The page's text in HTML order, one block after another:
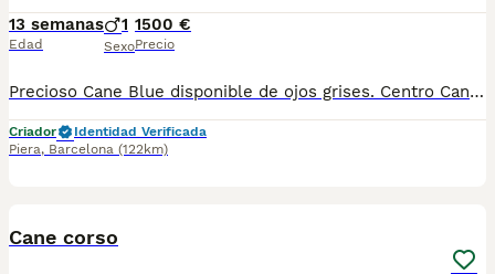
13 semanas
Edad
1
Sexo
1500 €
Precio
Precioso Cane Blue disponible de ojos grises. Centro Canino Vallbonica es mucho más que un centro de cría , es un equipo amante de los animales y apasionados con su trabajo y muy comprometidos con el bienestar animal. Somos Criadores directos, sin intermediarios, con más de 20 años de experiencia y Apostamos por una cría responsable y una cuidada selección de nuestros progenitores. TODOS nuestros bebés nacen y se crían en nuestras instalaciones rodeados de naturaleza y cariño , asegurando así un correcto desarrollo y una magnífica socialización, consiguiendo en cada ejemplar un carácter juguetón y extrovertido algo primordial para su adaptación como un miembro más en tu familia . Se entregan con carnet de vacunas correspondiente a su edad , desparasitados y microchip implantado y activado en registro de Anicom. Facilitamos junto al cachorro contrato de compra con garantías víricas de 15 días y congénitas de 1 año . Contamos con un gran equipo de profesionales entre los que se encuentran educadores, auxiliares y Veterinarios ofreciendo los controles sanitarios necesarios así como continua vigilancia asesorándote durante todos el proceso y al llegar a casa. Hacemos envíos a toda España con empresa de transporte privado, proporcionando un viaje confortable y ofreciendo las atenciones necesarias a nuestros bebés . Nuestros precios son REALES ( incluye el IVA) y sin sorpresas finales . Si estás interesado en alguno de nuestros ejemplares solicita información sin compromiso. También atendemos vía WhatsApp ☎️722269698 - 722374274 📍Piera (Barcelona)
Criador
Identidad Verificada
Piera, Barcelona (122km)
Cane corso